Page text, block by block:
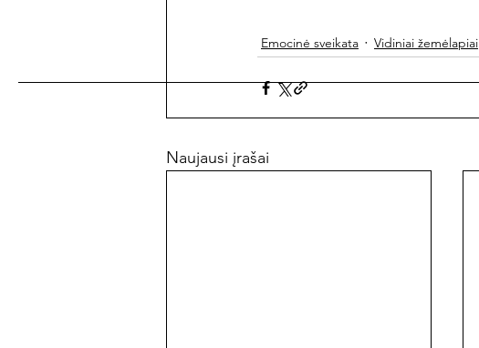
Emocinė sveikata Vidiniai žemėlapiai
Naujausi įrašai